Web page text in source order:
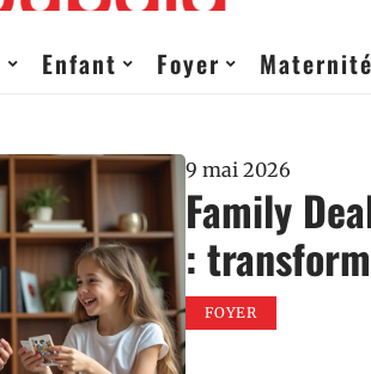
Enfant Foyer Maternité
9 mai 2026
Family
:
FOYER